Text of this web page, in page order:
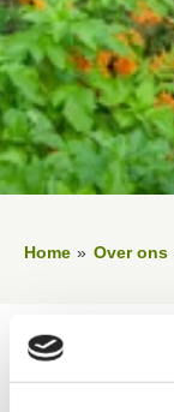
Home Over ons
Lees voor
Vertalen